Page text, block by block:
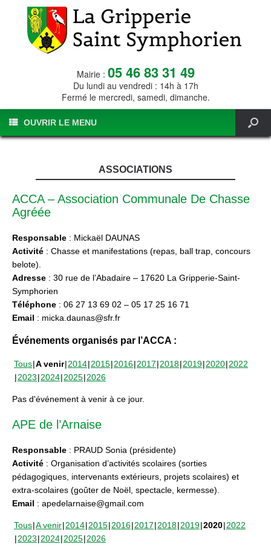
Mairie : 05 46 83 31 49
Du lundi au vendredi : 14h à 17h
Fermé le mercredi, samedi, dimanche.
OUVRIR LE MENU
ASSOCIATIONS
ACCA – Association Communale De Chasse
Agréée
Responsable : Mickaël DAUNAS
Activité : Chasse et manifestations (repas, ball trap, concours
belote).
Adresse : 30 rue de l’Abadaire – 17620 La Gripperie-Saint-
Symphorien
Téléphone : 06 27 13 69 02 – 05 17 25 16 71
Email : micka.daunas@sfr.fr
Événements organisés par l’ACCA :
Tous A venir 2014 2015 2016 2017 2018 2019 2020 2022
2023 2024 2025 2026
Pas d'événement à venir à ce jour.
APE de l’Arnaise
Responsable : PRAUD Sonia (présidente)
Activité : Organisation d’activités scolaires (sorties
pédagogiques, intervenants extérieurs, projets scolaires) et
extra-scolaires (goûter de Noël, spectacle, kermesse).
Email : apedelarnaise@gmail.com
Tous A venir 2014 2015 2016 2017 2018 2019 2020 2022
2023 2024 2025 2026